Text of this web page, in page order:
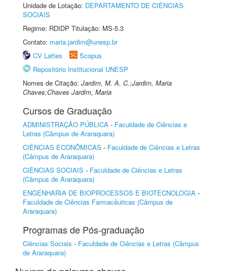
Unidade de Lotação: DEPARTAMENTO DE CIÊNCIAS
SOCIAIS
Regime: RDIDP Titulação: MS-5.3
Contato: maria.jardim@unesp.br
CV Lattes
Scopus
Repositório Institucional UNESP
Nomes de Citação: Jardim, M. A. C.;Jardim, Maria
Chaves;Chaves Jardim, Maria
Cursos de Graduação
ADMINISTRAÇÃO PÚBLICA - Faculdade de Ciências e
Letras (Câmpus de Araraquara)
CIÊNCIAS ECONÔMICAS - Faculdade de Ciências e Letras
(Câmpus de Araraquara)
CIÊNCIAS SOCIAIS - Faculdade de Ciências e Letras
(Câmpus de Araraquara)
ENGENHARIA DE BIOPROCESSOS E BIOTECNOLOGIA -
Faculdade de Ciências Farmacêuticas (Câmpus de
Araraquara)
Programas de Pós-graduação
Ciências Sociais - Faculdade de Ciências e Letras (Câmpus
de Araraquara)